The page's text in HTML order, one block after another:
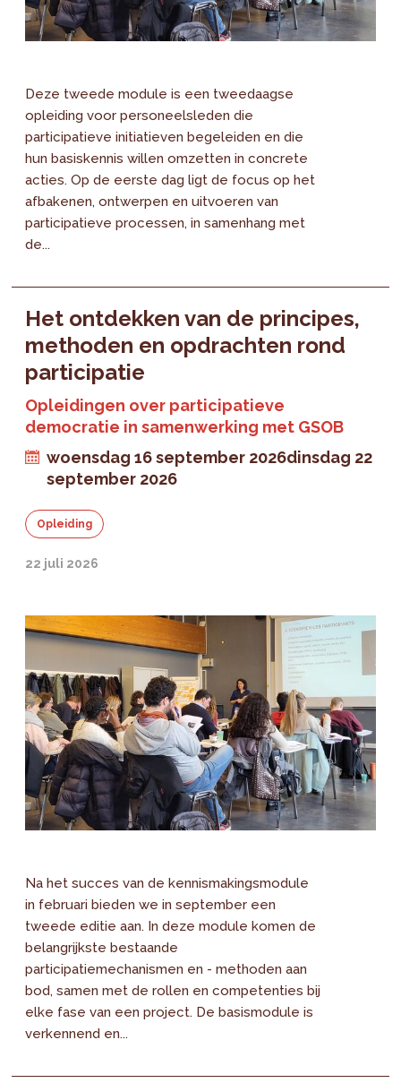
Deze tweede module is een tweedaagse
opleiding voor personeelsleden die
participatieve initiatieven begeleiden en die
hun basiskennis willen omzetten in concrete
acties. Op de eerste dag ligt de focus op het
afbakenen, ontwerpen en uitvoeren van
participatieve processen, in samenhang met
de...
Het ontdekken van de principes,
methoden en opdrachten rond
participatie
Opleidingen over participatieve
democratie in samenwerking met GSOB
woensdag 16 september 2026dinsdag 22
september 2026
Opleiding
22 juli 2026
Na het succes van de kennismakingsmodule
in februari bieden we in september een
tweede editie aan. In deze module komen de
belangrijkste bestaande
participatiemechanismen en - methoden aan
bod, samen met de rollen en competenties bij
elke fase van een project. De basismodule is
verkennend en...